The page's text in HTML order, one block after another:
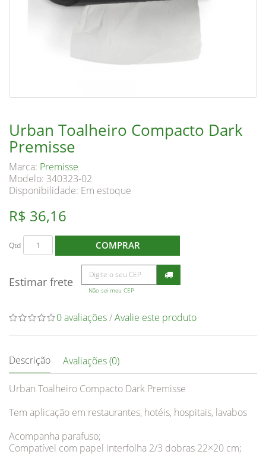
Urban Toalheiro Compacto Dark
Premisse
Marca: Premisse
Modelo: 340323-02
Disponibilidade: Em estoque
R$ 36,16
Qtd COMPRAR
Estimar frete
Não sei meu CEP
0 avaliações/Avalie este produto
Descrição Avaliações (0)
Urban Toalheiro Compacto Dark Premisse
Tem aplicação em restaurantes, hotéis, hospitais, lavabos
Acompanha parafuso;
Compatível com papel interfolha 2/3 dobras 22×20 cm;